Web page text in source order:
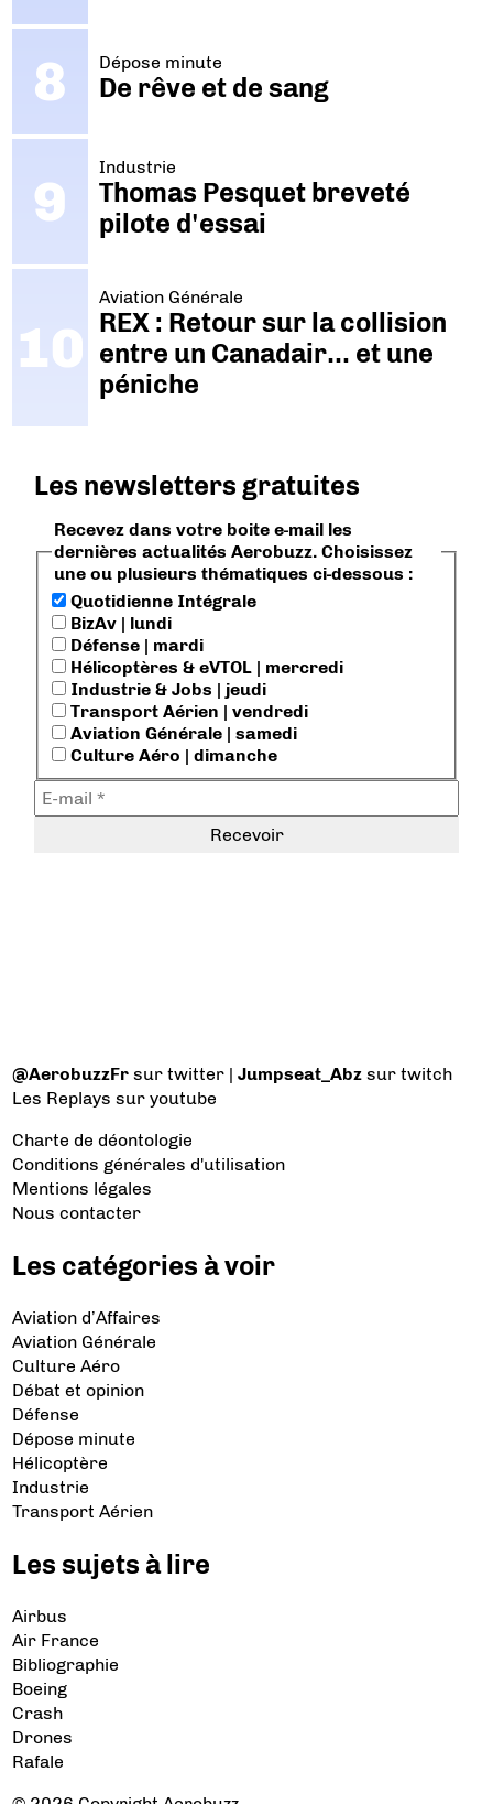
Dépose minute
De rêve et de sang
Industrie
Thomas Pesquet breveté
pilote d'essai
Aviation Générale
REX : Retour sur la collision
entre un Canadair… et une
péniche
Les newsletters gratuites
Recevez dans votre boite e-mail les
dernières actualités Aerobuzz. Choisissez
une ou plusieurs thématiques ci-dessous :
Quotidienne Intégrale
BizAv | lundi
Défense | mardi
Hélicoptères & eVTOL | mercredi
Industrie & Jobs | jeudi
Transport Aérien | vendredi
Aviation Générale | samedi
Culture Aéro | dimanche
@AerobuzzFr sur twitter |Jumpseat_Abz sur twitch
Les Replays sur youtube
Charte de déontologie
Conditions générales d'utilisation
Mentions légales
Nous contacter
Les catégories à voir
Aviation d’Affaires
Aviation Générale
Culture Aéro
Débat et opinion
Défense
Dépose minute
Hélicoptère
Industrie
Transport Aérien
Les sujets à lire
Airbus
Air France
Bibliographie
Boeing
Crash
Drones
Rafale